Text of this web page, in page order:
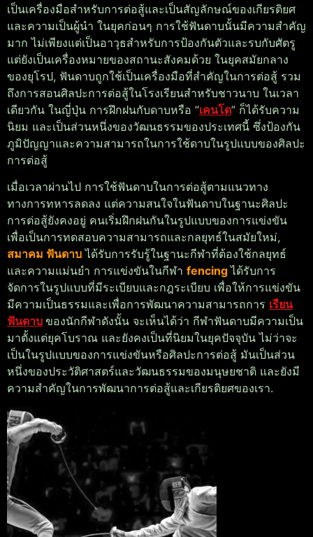
เป็นเครื่องมือสำหรับการต่อสู้และเป็นสัญลักษณ์ของเกียรติยศ
และความเป็นผู้นำ ในยุคก่อนๆ การใช้ฟันดาบนั้นมีความสำคัญ
มาก ไม่เพียงแต่เป็นอาวุธสำหรับการป้องกันตัวและรบกับศัตรู
แต่ยังเป็นเครื่องหมายของสถานะสังคมด้วย ในยุคสมัยกลาง
ของยุโรป, ฟันดาบถูกใช้เป็นเครื่องมือที่สำคัญในการต่อสู้ รวม
ถึงการสอนศิลปะการต่อสู้ในโรงเรียนสำหรับชาวนาบ ในเวลา
เดียวกัน ในญี่ปุ่น การฝึกฝนกับดาบหรือ “เคนโด” ก็ได้รับความ
นิยม และเป็นส่วนหนึ่งของวัฒนธรรมของประเทศนี้ ซึ่งป้องกัน
ภูมิปัญญาและความสามารถในการใช้ดาบในรูปแบบของศิลปะ
การต่อสู้
เมื่อเวลาผ่านไป การใช้ฟันดาบในการต่อสู้ตามแนวทาง
ทางการทหารลดลง แต่ความสนใจในฟันดาบในฐานะศิลปะ
การต่อสู้ยังคงอยู่ คนเริ่มฝึกฝนกันในรูปแบบของการแข่งขัน
เพื่อเป็นการทดสอบความสามารถและกลยุทธ์ในสมัยใหม่,
สมาคม ฟันดาบ ได้รับการรับรู้ในฐานะกีฬาที่ต้องใช้กลยุทธ์
และความแม่นยำ การแข่งขันในกีฬา fencingได้รับการ
จัดการในรูปแบบที่มีระเบียบและกฎระเบียบ เพื่อให้การแข่งขัน
มีความเป็นธรรมและเพื่อการพัฒนาความสามารถการ เรียน
ฟันดาบ ของนักกีฬาดังนั้น จะเห็นได้ว่า กีฬาฟันดาบมีความเป็น
มาตั้งแต่ยุคโบราณ และยังคงเป็นที่นิยมในยุคปัจจุบัน ไม่ว่าจะ
เป็นในรูปแบบของการแข่งขันหรือศิลปะการต่อสู้ มันเป็นส่วน
หนึ่งของประวัติศาสตร์และวัฒนธรรมของมนุษยชาติ และยังมี
ความสำคัญในการพัฒนาการต่อสู้และเกียรติยศของเรา.